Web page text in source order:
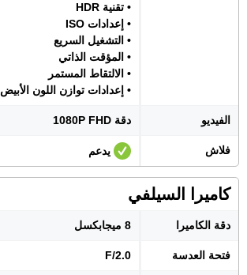
• تقنية HDR
• إعدادات ISO
• التشغيل السريع
• المؤقت الذاتي
• الالتقاط المستمر
• إعدادات توازن اللون الأبيض
الفيديو دقة 1080P FHD
فلاش يدعم
كاميرا السيلفي
دقة الكاميرا 8 ميجابكسل
فتحة العدسة F/2.0